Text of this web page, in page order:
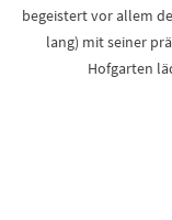
begeistert vor allem
lang) mit seiner
Hofgarten